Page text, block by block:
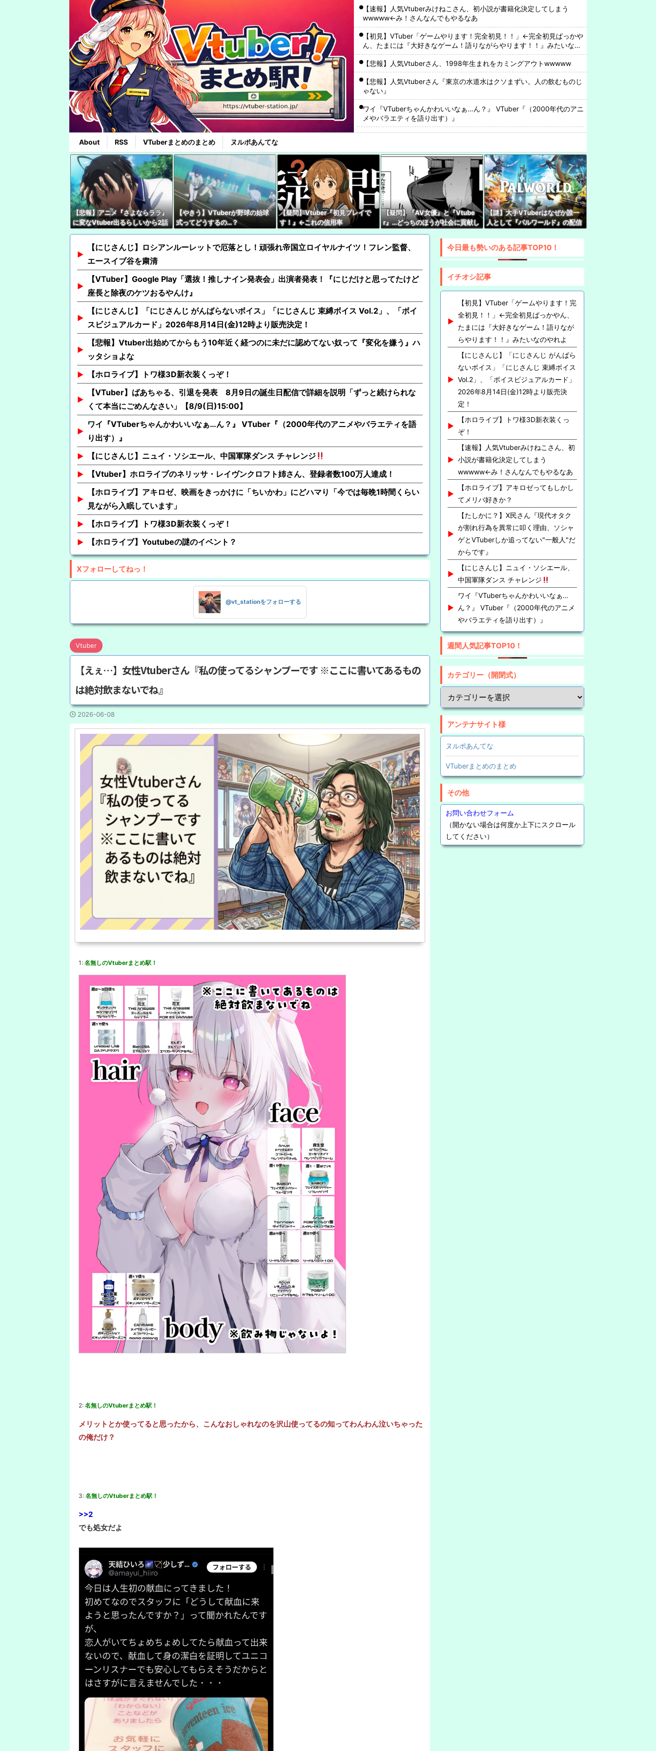
【速報】人気Vtuberみけねこさん、初小説が書籍化決定してしまう
wwwww←み！さんなんでもやるなあ
【初見】VTuber「ゲームやります！完全初見！！」←完全初見ばっかや
ん、たまには『大好きなゲーム！語りながらやります！！』みたいなの
やれよ
【悲報】人気Vtuberさん、1998年生まれをカミングアウトwwwww
【悲報】人気Vtuberさん『東京の水道水はクソまずい。人の飲むものじ
ゃない』
ワイ『VTuberちゃんかわいいなぁ…ん？』 VTuber『（2000年代のアニ
メやバラエティを語り出す）』
【動画】VTuberさん配信中にセ◯クスしてしまうwwww
【悲報】Vtuber出始めてからもう10年近く経つのに未だに認めてない奴
って『変化を嫌う』ハッタショよな
【たしかに？】X民さん『現代オタクが割れ行為を異常に叩く理由、ソシ
ャゲとVTuberしか追ってない"一般人"だからです』
【大悲報】ワイが推してるVtuberが38歳ということを知ってしまった…
【ぶいすぽ】謹慎期間中について小森めとさん『会うこともないし話す
こともない』
About RSS VTuberまとめのまとめ ヌルポあんてな
【悲報】アニメ『さよならララ』
に変なVtuber出るらしいから2話
見れないんだけど…
【やきう】VTuberが野球の始球
式ってどうするの…？
【疑問】Vtuber『初見プレイで
す！』←これの信用率
【疑問】『AV女優』と『Vtube
r』…どっちのほうが社会に貢献し
ている？
【謎】大手VTuberはなぜか誰一
人として『パルワールド』の配信
【にじさんじ】ロシアンルーレットで厄落とし！頑張れ帝国立ロイヤルナイツ！フレン監督、
エースイブ谷を粛清
【VTuber】Google Play「選抜！推しナイン発表会」出演者発表！『にじだけと思ってたけど
座長と除夜のケツおるやんけ』
【にじさんじ】「にじさんじ がんばらないボイス」「にじさんじ 束縛ボイス Vol.2」、「ボイ
スビジュアルカード」2026年8月14日(金)12時より販売決定！
【悲報】Vtuber出始めてからもう10年近く経つのに未だに認めてない奴って『変化を嫌う』ハ
ッタショよな
【ホロライブ】トワ様3D新衣装くっぞ！
【VTuber】ばあちゃる、引退を発表 8月9日の誕生日配信で詳細を説明「ずっと続けられな
くて本当にごめんなさい」【8/9(日)15:00】
ワイ『VTuberちゃんかわいいなぁ…ん？』 VTuber『（2000年代のアニメやバラエティを語
り出す）』
【にじさんじ】ニュイ・ソシエール、中国軍隊ダンス チャレンジ
【Vtuber】ホロライブのネリッサ・レイヴンクロフト姉さん、登録者数100万人達成！
【ホロライブ】アキロゼ、映画をきっかけに「ちいかわ」にどハマり「今では毎晩1時間くらい
見ながら入眠しています」
【ホロライブ】トワ様3D新衣装くっぞ！
【ホロライブ】Youtubeの謎のイベント？
Xフォローしてねっ！
@vt_stationをフォローする
Vtuber
【えぇ…】女性Vtuberさん『私の使ってるシャンプーです ※ここに書いてあるもの
は絶対飲まないでね』
2026-06-08
1: 名無しのVtuberまとめ駅！
2: 名無しのVtuberまとめ駅！
メリットとか使ってると思ったから、こんなおしゃれなのを沢山使ってるの知ってわんわん泣いちゃった
の俺だけ？
3: 名無しのVtuberまとめ駅！
>>2
でも処女だよ
今日最も勢いのある記事TOP10！
イチオシ記事
【初見】VTuber「ゲームやります！完
全初見！！」←完全初見ばっかやん、
たまには『大好きなゲーム！語りなが
らやります！！』みたいなのやれよ
【にじさんじ】「にじさんじ がんばら
ないボイス」「にじさんじ 束縛ボイス
Vol.2」、「ボイスビジュアルカード」
2026年8月14日(金)12時より販売決
定！
【ホロライブ】トワ様3D新衣装くっ
ぞ！
【速報】人気Vtuberみけねこさん、初
小説が書籍化決定してしまう
wwwww←み！さんなんでもやるなあ
【ホロライブ】アキロゼってもしかし
てメリバ好きか？
【たしかに？】X民さん『現代オタク
が割れ行為を異常に叩く理由、ソシャ
ゲとVTuberしか追ってない"一般人"だ
からです』
【にじさんじ】ニュイ・ソシエール、
中国軍隊ダンス チャレンジ
ワイ『VTuberちゃんかわいいなぁ…
ん？』 VTuber『（2000年代のアニメ
やバラエティを語り出す）』
週間人気記事TOP10！
カテゴリー（開閉式）
アンテナサイト様
ヌルポあんてな
VTuberまとめのまとめ
その他
お問い合わせフォーム
（開かない場合は何度か上下にスクロール
してください）